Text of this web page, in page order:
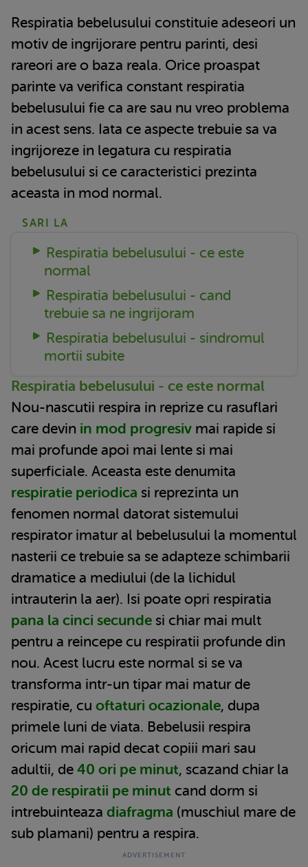
Respiratia bebelusului constituie adeseori un
motiv de ingrijorare pentru parinti, desi
rareori are o baza reala. Orice proaspat
parinte va verifica constant respiratia
bebelusului fie ca are sau nu vreo problema
in acest sens. Iata ce aspecte trebuie sa va
ingrijoreze in legatura cu respiratia
bebelusului si ce caracteristici prezinta
aceasta in mod normal.
SARI LA
Respiratia bebelusului - ce este
normal
Respiratia bebelusului - cand
trebuie sa ne ingrijoram
Respiratia bebelusului - sindromul
mortii subite
Respiratia bebelusului - ce este normal
Nou-nascutii respira in reprize cu rasuflari
care devin in mod progresiv mai rapide si
mai profunde apoi mai lente si mai
superficiale. Aceasta este denumita
respiratie periodica si reprezinta un
fenomen normal datorat sistemului
respirator imatur al bebelusului la momentul
nasterii ce trebuie sa se adapteze schimbarii
dramatice a mediului (de la lichidul
intrauterin la aer). Isi poate opri respiratia
pana la cinci secunde si chiar mai mult
pentru a reincepe cu respiratii profunde din
nou. Acest lucru este normal si se va
transforma intr-un tipar mai matur de
respiratie, cu oftaturi ocazionale, dupa
primele luni de viata. Bebelusii respira
oricum mai rapid decat copiii mari sau
adultii, de 40 ori pe minut, scazand chiar la
20 de respiratii pe minut cand dorm si
intrebuinteaza diafragma (muschiul mare de
sub plamani) pentru a respira.